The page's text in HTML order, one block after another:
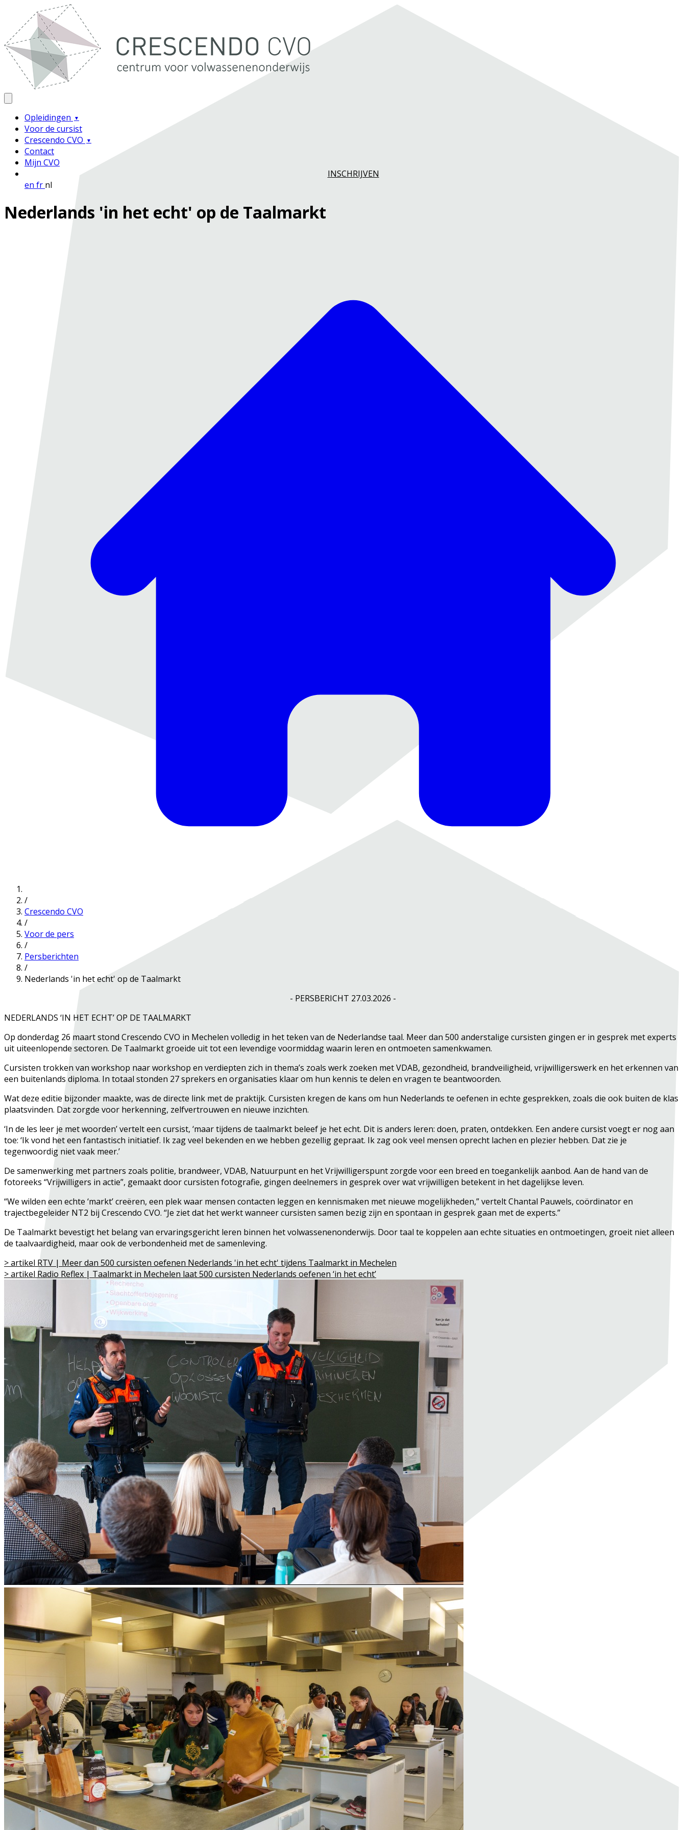
Opleidingen
Voor de cursist
Crescendo CVO
Contact
Mijn CVO
INSCHRIJVEN
en fr nl
Nederlands 'in het echt' op de Taalmarkt
/
Crescendo CVO
/
Voor de pers
/
Persberichten
/
Nederlands 'in het echt' op de Taalmarkt
- PERSBERICHT 27.03.2026 -
NEDERLANDS ‘IN HET ECHT’ OP DE TAALMARKT
Op donderdag 26 maart stond Crescendo CVO in Mechelen volledig in het teken van de Nederlandse taal. Meer dan 500 anderstalige cursisten gingen er in gesprek met experts
uit uiteenlopende sectoren. De Taalmarkt groeide uit tot een levendige voormiddag waarin leren en ontmoeten samenkwamen.
Cursisten trokken van workshop naar workshop en verdiepten zich in thema’s zoals werk zoeken met VDAB, gezondheid, brandveiligheid, vrijwilligerswerk en het erkennen van
een buitenlands diploma. In totaal stonden 27 sprekers en organisaties klaar om hun kennis te delen en vragen te beantwoorden.
Wat deze editie bijzonder maakte, was de directe link met de praktijk. Cursisten kregen de kans om hun Nederlands te oefenen in echte gesprekken, zoals die ook buiten de klas
plaatsvinden. Dat zorgde voor herkenning, zelfvertrouwen en nieuwe inzichten.
‘In de les leer je met woorden’ vertelt een cursist, ‘maar tijdens de taalmarkt beleef je het echt. Dit is anders leren: doen, praten, ontdekken. Een andere cursist voegt er nog aan
toe: ‘Ik vond het een fantastisch initiatief. Ik zag veel bekenden en we hebben gezellig gepraat. Ik zag ook veel mensen oprecht lachen en plezier hebben. Dat zie je
tegenwoordig niet vaak meer.’
De samenwerking met partners zoals politie, brandweer, VDAB, Natuurpunt en het Vrijwilligerspunt zorgde voor een breed en toegankelijk aanbod. Aan de hand van de
fotoreeks “Vrijwilligers in actie”, gemaakt door cursisten fotografie, gingen deelnemers in gesprek over wat vrijwilligen betekent in het dagelijkse leven.
“We wilden een echte ‘markt’ creëren, een plek waar mensen contacten leggen en kennismaken met nieuwe mogelijkheden,” vertelt Chantal Pauwels, coördinator en
trajectbegeleider NT2 bij Crescendo CVO. “Je ziet dat het werkt wanneer cursisten samen bezig zijn en spontaan in gesprek gaan met de experts.”
De Taalmarkt bevestigt het belang van ervaringsgericht leren binnen het volwassenenonderwijs. Door taal te koppelen aan echte situaties en ontmoetingen, groeit niet alleen
de taalvaardigheid, maar ook de verbondenheid met de samenleving.
> artikel RTV | Meer dan 500 cursisten oefenen Nederlands 'in het echt' tijdens Taalmarkt in Mechelen
> artikel Radio Reflex | Taalmarkt in Mechelen laat 500 cursisten Nederlands oefenen ‘in het echt’